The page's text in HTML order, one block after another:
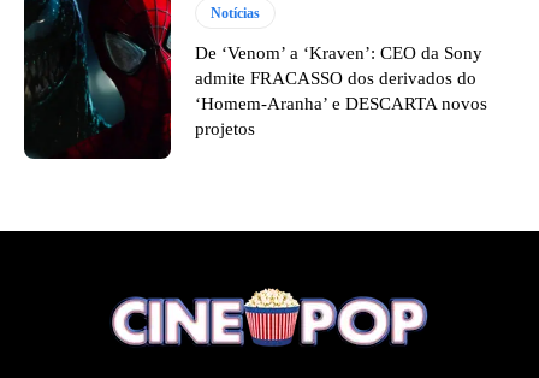
Notícias
De ‘Venom’ a ‘Kraven’: CEO da Sony
admite FRACASSO dos derivados do
‘Homem-Aranha’ e DESCARTA novos
projetos